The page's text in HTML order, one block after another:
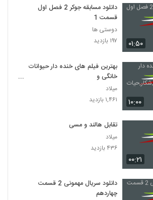
۰۱:۵۰
دانلود مسابقه جوکر 2 فصل اول
قسمت 1
دوستی ها
۱۹۷ بازدید
۱۰:۰۰
بهترین فیلم های خنده دار حیوانات
خانگی و
کودکان,مستند,حیوانات,شکار,حیات
وحش,راز بقا
میلاد
۱,۴۶۱ بازدید
۰۰:۲۱
تقابل هالند و مسی
میلاد
۴۳۶ بازدید
دانلود سریال مهمونی 2 قسمت
چهاردهم